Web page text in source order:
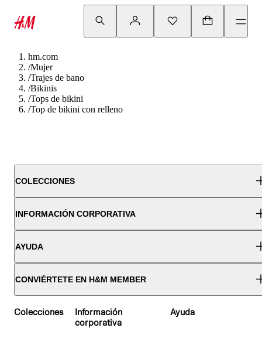
hm.com
/Mujer
/Trajes de bano
/Bikinis
/Tops de bikini
/Top de bikini con relleno
COLECCIONES
INFORMACIÓN CORPORATIVA
AYUDA
CONVIÉRTETE EN H&M MEMBER
Colecciones
Información
corporativa
Ayuda